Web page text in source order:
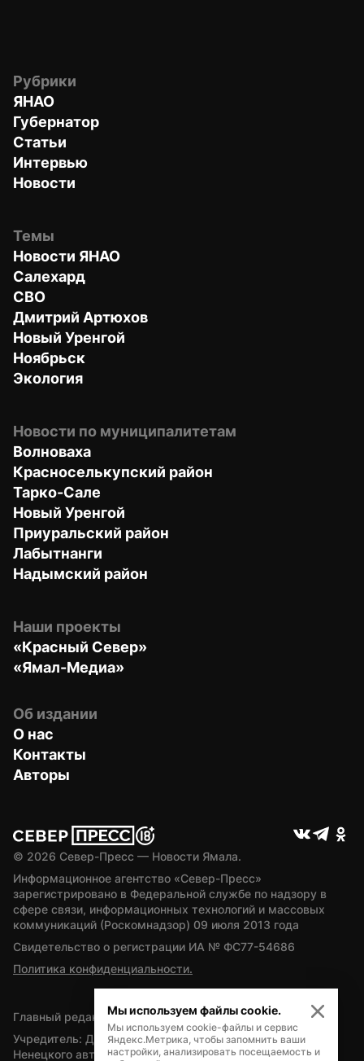
Рубрики
ЯНАО
Губернатор
Статьи
Интервью
Новости
Темы
Новости ЯНАО
Салехард
СВО
Дмитрий Артюхов
Новый Уренгой
Ноябрьск
Экология
Новости по муниципалитетам
Волноваха
Красноселькупский район
Тарко-Сале
Новый Уренгой
Приуральский район
Лабытнанги
Надымский район
Наши проекты
«Красный Север»
«Ямал-Медиа»
Об издании
О нас
Контакты
Авторы
© 2026 Север-Пресс — Новости Ямала.
Информационное агентство «Север-Пресс»
зарегистрировано в Федеральной службе по надзору в
сфере связи, информационных технологий и массовых
коммуникаций (Роскомнадзор) 09 июля 2013 года
Свидетельство о регистрации ИА № ФС77-54686
Политика конфиденциальности.
Главный редактор — А.Л. Поздеев
Учредитель: Департамент внутренней политики Ямало-
Ненецкого автономного округа
Мы используем файлы cookie.
Мы используем cookie-файлы и сервис
Яндекс.Метрика, чтобы запомнить ваши
настройки, анализировать посещаемость и